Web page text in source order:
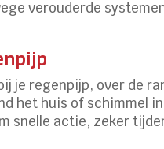
verouderde
je regenpijp, over de
het huis of schimmel
snelle actie, zeker